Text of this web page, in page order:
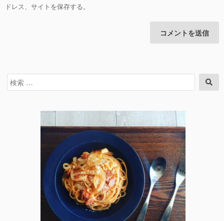
ドレス、サイトを保存する。
検
索
索